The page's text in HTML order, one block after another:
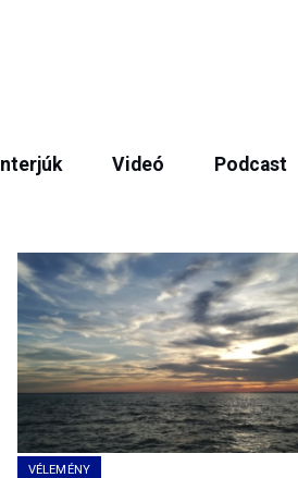
Interjúk Videó Podcast
VÉLEMÉNY